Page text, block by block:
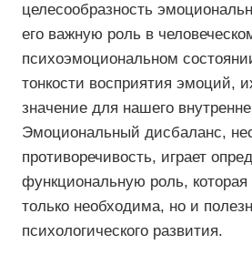
целесообразность
его важную роль в
психоэмоциональном
тонкости восприятия эмоций,
значение для нашего
Эмоциональный дисбаланс,
противоречивость, играет
функциональную роль,
только необходима, но и
психологического развития.